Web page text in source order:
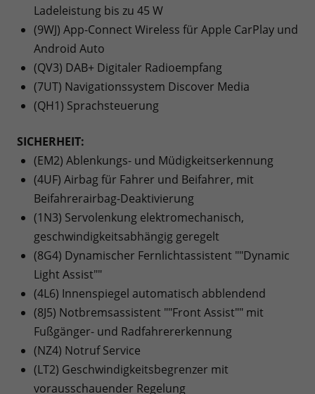
Ladeleistung bis zu 45 W
(9WJ) App-Connect Wireless für Apple CarPlay und
Android Auto
(QV3) DAB+ Digitaler Radioempfang
(7UT) Navigationssystem Discover Media
(QH1) Sprachsteuerung
SICHERHEIT:
(EM2) Ablenkungs- und Müdigkeitserkennung
(4UF) Airbag für Fahrer und Beifahrer, mit
Beifahrerairbag-Deaktivierung
(1N3) Servolenkung elektromechanisch,
geschwindigkeitsabhängig geregelt
(8G4) Dynamischer Fernlichtassistent ""Dynamic
Light Assist""
(4L6) Innenspiegel automatisch abblendend
(8J5) Notbremsassistent ""Front Assist"" mit
Fußgänger- und Radfahrererkennung
(NZ4) Notruf Service
(LT2) Geschwindigkeitsbegrenzer mit
vorausschauender Regelung